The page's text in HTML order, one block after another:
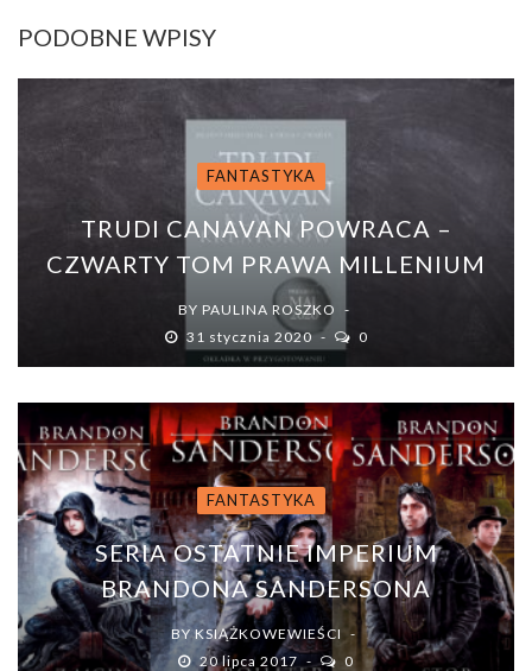
PODOBNE WPISY
FANTASTYKA
TRUDI CANAVAN POWRACA –
CZWARTY TOM PRAWA MILLENIUM
BY PAULINA ROSZKO
31 stycznia 2020
0
FANTASTYKA
SERIA OSTATNIE IMPERIUM
BRANDONA SANDERSONA
BYKSIĄŻKOWEWIEŚCI
20 lipca 2017
0